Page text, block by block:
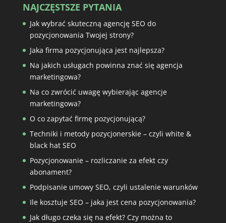
NAJCZĘSTSZE PYTANIA
Jak wybrać skuteczną agencję SEO do
pozycjonowania Twojej strony?
Jaka firma pozycjonująca jest najlepsza?
Na jakich usługach powinna znać się agencja
marketingowa?
Na co zwrócić uwagę wybierając agencje
marketingowa?
O co zapytać firmę pozycjonującą?
Techniki i metody pozycjonerskie – czyli white &
black hat SEO
Pozycjonowanie – rozliczanie za efekt czy
abonament?
Podpisanie umowy SEO, czyli ustalenie warunków
Ile kosztuje SEO – jaka jest cena pozycjonowania?
Jak długo czeka się na efekt? Czy można to